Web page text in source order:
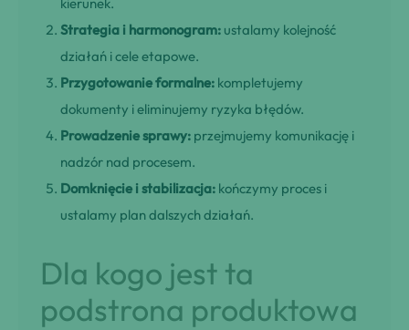
Strategia i harmonogram: ustalamy kolejność
działań i cele etapowe.
Przygotowanie formalne: kompletujemy
dokumenty i eliminujemy ryzyka błędów.
Prowadzenie sprawy: przejmujemy komunikację i
nadzór nad procesem.
Domknięcie i stabilizacja: kończymy proces i
ustalamy plan dalszych działań.
Dla kogo jest ta
podstrona produktowa